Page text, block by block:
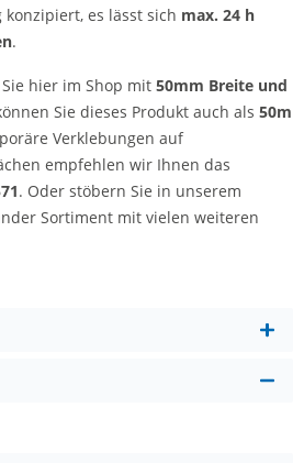
es lässt sich max. 24 h
.
Sie hier im Shop mit 50mm Breite und
Sie dieses Produkt auch als 50m
Verklebungen auf
empfehlen wir Ihnen das
. Oder stöbern Sie in unserem
Sortiment mit vielen weiteren